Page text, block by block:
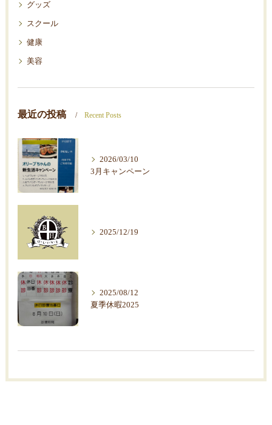
グッズ
スクール
健康
美容
最近の投稿 Recent Posts
2026/03/10
3月キャンペーン
2025/12/19
2025/08/12
夏季休暇2025